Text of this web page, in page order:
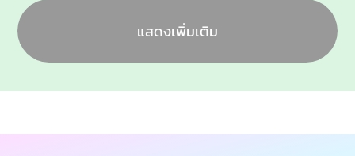
แสดงเพิ่มเติม